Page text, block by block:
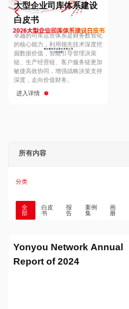
Hungary
Hong Kong
大型企业司库体系建设
白皮书
卓越的司库运营体系是财务数智化
的核心能力，利用领先技术深度挖
掘数据价值，智能引导管理决策
链、生产经营链、客户服务链更加
敏捷高效协同，增强战略決策支持
深度，走向价值财务。
进入详情
所有内容
分类
全
部
白皮
书
报
告
案例
集
画
册
Yonyou Network Annual
Report of 2024